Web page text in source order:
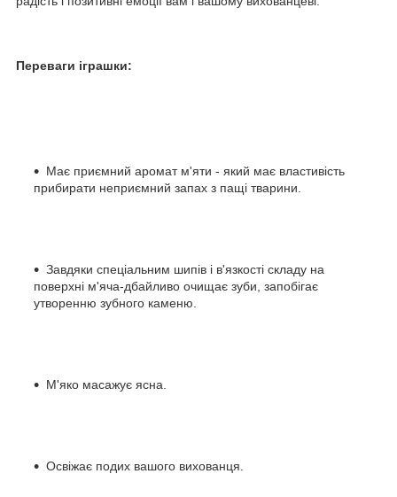
Переваги іграшки:
Має приємний аромат м'яти - який має властивість
прибирати неприємний запах з пащі тварини.
Завдяки спеціальним шипів і в'язкості складу на
поверхні м'яча-дбайливо очищає зуби, запобігає
утворенню зубного каменю.
М'яко масажує ясна.
Освіжає подих вашого вихованця.